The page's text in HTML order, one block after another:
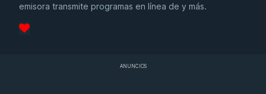
emisora transmite programas en línea de y más.
ANUNCIOS